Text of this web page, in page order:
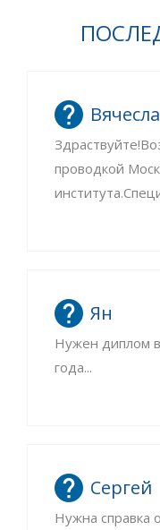
проводкой
Ян
Нужен диплом
года...
Сергей
Нужна справка